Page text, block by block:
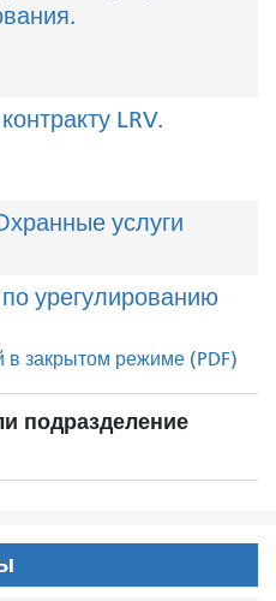
LRV.
услуги
урегулированию
в закрытом режиме (PDF)
подразделение